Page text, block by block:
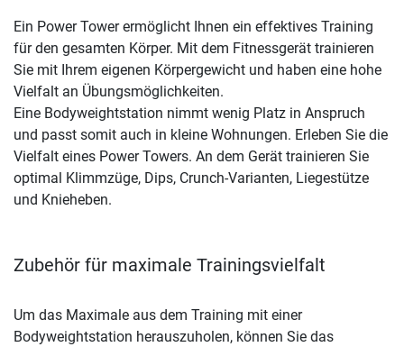
Ein Power Tower ermöglicht Ihnen ein effektives Training
für den gesamten Körper. Mit dem Fitnessgerät trainieren
Sie mit Ihrem eigenen Körpergewicht und haben eine hohe
Vielfalt an Übungsmöglichkeiten.
Eine Bodyweightstation nimmt wenig Platz in Anspruch
und passt somit auch in kleine Wohnungen. Erleben Sie die
Vielfalt eines Power Towers. An dem Gerät trainieren Sie
optimal Klimmzüge, Dips, Crunch-Varianten, Liegestütze
und Knieheben.
Zubehör für maximale Trainingsvielfalt
Um das Maximale aus dem Training mit einer
Bodyweightstation herauszuholen, können Sie das